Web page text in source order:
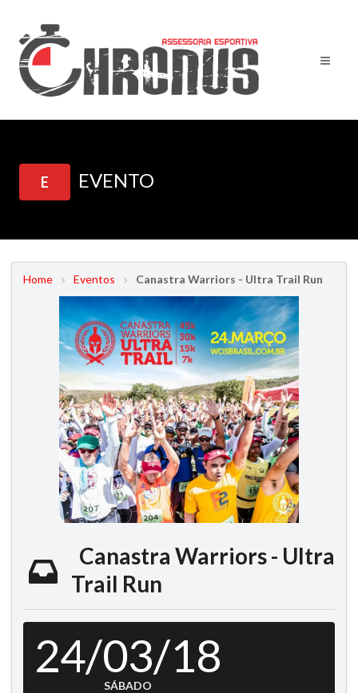
E EVENTO
Home Eventos Canastra Warriors - Ultra Trail Run
Canastra Warriors - Ultra
Trail Run
24/03/18
SÁBADO